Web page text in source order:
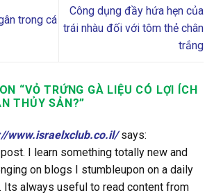
trong cá
Công dụng đầy hứa hẹn của
trái nhàu đối với tôm thẻ chân
trắng
“VỎ TRỨNG GÀ LIỆU CÓ LỢI ÍCH
THỦY SẢN?”
www.israelxclub.co.il/ says:
I learn something totally new and
on blogs I stumbleupon on a daily
Its always useful to read content from